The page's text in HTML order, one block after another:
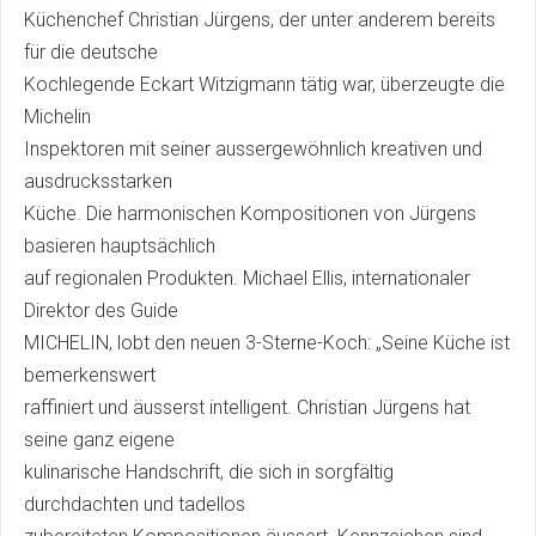
Küchenchef Christian Jürgens, der unter anderem bereits
für die deutsche
Kochlegende Eckart Witzigmann tätig war, überzeugte die
Michelin
Inspektoren mit seiner aussergewöhnlich kreativen und
ausdrucksstarken
Küche. Die harmonischen Kompositionen von Jürgens
basieren hauptsächlich
auf regionalen Produkten. Michael Ellis, internationaler
Direktor des Guide
MICHELIN, lobt den neuen 3-Sterne-Koch: „Seine Küche ist
bemerkenswert
raffiniert und äusserst intelligent. Christian Jürgens hat
seine ganz eigene
kulinarische Handschrift, die sich in sorgfältig
durchdachten und tadellos